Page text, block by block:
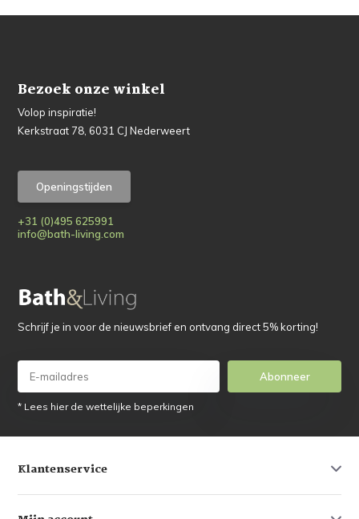
Bezoek onze winkel
Volop inspiratie!
Kerkstraat 78, 6031 CJ Nederweert
Openingstijden
+31 (0)495 625991
info@bath-living.com
Schrijf je in voor de nieuwsbrief en ontvang direct 5% korting!
Abonneer
* Lees hier de wettelijke beperkingen
Klantenservice